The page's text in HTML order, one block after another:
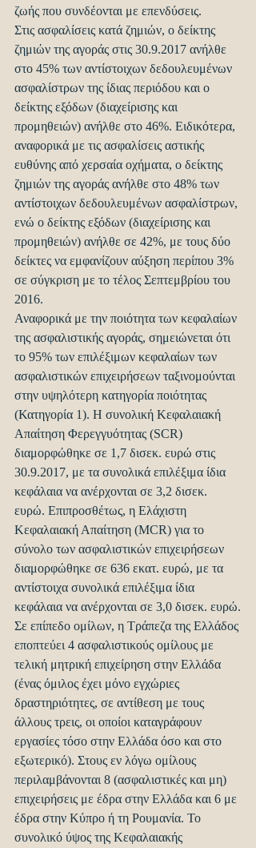
ζωής που συνδέονται με επενδύσεις.
Στις ασφαλίσεις κατά ζημιών, ο δείκτης
ζημιών της αγοράς στις 30.9.2017 ανήλθε
στο 45% των αντίστοιχων δεδουλευμένων
ασφαλίστρων της ίδιας περιόδου και ο
δείκτης εξόδων (διαχείρισης και
προμηθειών) ανήλθε στο 46%. Ειδικότερα,
αναφορικά με τις ασφαλίσεις αστικής
ευθύνης από χερσαία οχήματα, ο δείκτης
ζημιών της αγοράς ανήλθε στο 48% των
αντίστοιχων δεδουλευμένων ασφαλίστρων,
ενώ ο δείκτης εξόδων (διαχείρισης και
προμηθειών) ανήλθε σε 42%, με τους δύο
δείκτες να εμφανίζουν αύξηση περίπου 3%
σε σύγκριση με το τέλος Σεπτεμβρίου του
2016.
Αναφορικά με την ποιότητα των κεφαλαίων
της ασφαλιστικής αγοράς, σημειώνεται ότι
το 95% των επιλέξιμων κεφαλαίων των
ασφαλιστικών επιχειρήσεων ταξινομούνται
στην υψηλότερη κατηγορία ποιότητας
(Κατηγορία 1). Η συνολική Κεφαλαιακή
Απαίτηση Φερεγγυότητας (SCR)
διαμορφώθηκε σε 1,7 δισεκ. ευρώ στις
30.9.2017, με τα συνολικά επιλέξιμα ίδια
κεφάλαια να ανέρχονται σε 3,2 δισεκ.
ευρώ. Επιπροσθέτως, η Ελάχιστη
Κεφαλαιακή Απαίτηση (MCR) για το
σύνολο των ασφαλιστικών επιχειρήσεων
διαμορφώθηκε σε 636 εκατ. ευρώ, με τα
αντίστοιχα συνολικά επιλέξιμα ίδια
κεφάλαια να ανέρχονται σε 3,0 δισεκ. ευρώ.
Σε επίπεδο ομίλων, η Τράπεζα της Ελλάδος
εποπτεύει 4 ασφαλιστικούς ομίλους με
τελική μητρική επιχείρηση στην Ελλάδα
(ένας όμιλος έχει μόνο εγχώριες
δραστηριότητες, σε αντίθεση με τους
άλλους τρεις, οι οποίοι καταγράφουν
εργασίες τόσο στην Ελλάδα όσο και στο
εξωτερικό). Στους εν λόγω ομίλους
περιλαμβάνονται 8 (ασφαλιστικές και μη)
επιχειρήσεις με έδρα στην Ελλάδα και 6 με
έδρα στην Κύπρο ή τη Ρουμανία. Το
συνολικό ύψος της Κεφαλαιακής